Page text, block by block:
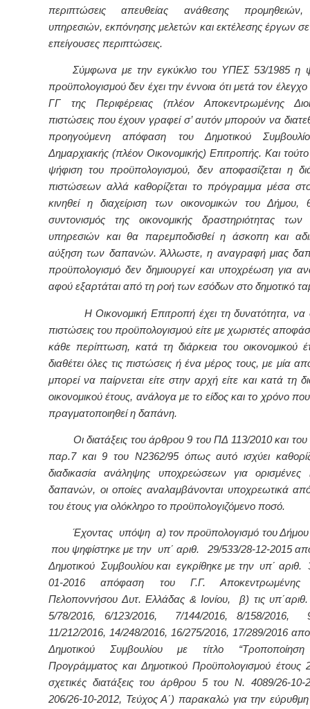
περιπτώσεις απευθείας ανάθεσης
υπηρεσιών, εκπόνησης μελετών και εκτέλεσης έργων σε
επείγουσες περιπτώσεις.
Σύμφωνα με την εγκύκλιο του ΥΠΕΣ 53/1985 η
προϋπολογισμού δεν έχει την έννοια ότι μετά τον
ΓΓ της Περιφέρειας (πλέον Αποκεντρωμένης
πιστώσεις που έχουν γραφεί σ’ αυτόν μπορούν να
προηγούμενη απόφαση του Δημοτικού
Δημαρχιακής (πλέον Οικονομικής) Επιτροπής. Και τούτο
ψήφιση του προϋπολογισμού, δεν αποφασίζεται η
πιστώσεων αλλά καθορίζεται το πρόγραμμα μέσα
κινηθεί η διαχείριση των οικονομικών του Δήμου,
συντονισμός της οικονομικής δραστηριότητας των
υπηρεσιών και θα παρεμποδισθεί η άσκοπη και
αύξηση των δαπανών. Άλλωστε, η αναγραφή μιας
προϋπολογισμό δεν δημιουργεί και υποχρέωση για
αφού εξαρτάται από τη ροή των εσόδων στο δημοτικό
Η Οικονομική Επιτροπή έχει τη δυνατότητα, να
πιστώσεις του προϋπολογισμού είτε με χωριστές
κάθε περίπτωση, κατά τη διάρκεια του οικονομικού
διαθέτει όλες τις πιστώσεις ή ένα μέρος τους, με μία
μπορεί να παίρνεται είτε στην αρχή είτε και κατά τη
οικονομικού έτους, ανάλογα με το είδος και το χρόνο
πραγματοποιηθεί η δαπάνη.
Οι διατάξεις του άρθρου 9 του ΠΔ 113/2010 και
παρ.7 και 9 του Ν2362/95 όπως αυτό ισχύει
διαδικασία ανάληψης υποχρεώσεων για ορισμένες
δαπανών, οι οποίες αναλαμβάνονται υποχρεωτικά
του έτους για ολόκληρο το προϋπολογιζόμενο ποσό.
Έχοντας υπόψη α)τον προϋπολογισμό του
που ψηφίστηκε με την υπ΄ αριθ. 29/533/28-12-2015
Δημοτικού Συμβουλίου και εγκρίθηκε με την υπ΄ αριθ.
01-2016 απόφαση του Γ.Γ. Αποκεντρωμένης
Πελοποννήσου Δυτ. Ελλάδας & Ιονίου, β) τις
5/78/2016, 6/123/2016, 7/144/2016, 8/158/2016,
11/212/2016, 14/248/2016, 16/275/2016, 17/289/2016
Δημοτικού Συμβουλίου με τίτλο “Τροποποίηση
Προγράμματος και Δημοτικού Προϋπολογισμού έτους
σχετικές διατάξεις του άρθρου 5 του Ν. 4089/26-
206/26-10-2012, Τεύχος Α΄) παρακαλώ για την εύρυθμη